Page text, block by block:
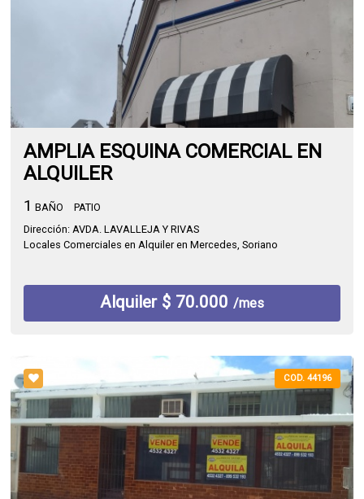
AMPLIA ESQUINA COMERCIAL EN
ALQUILER
1 BAÑO
PATIO
Dirección: AVDA. LAVALLEJA Y RIVAS
Locales Comerciales en Alquiler en Mercedes, Soriano
Alquiler $ 70.000 /mes
COD. 44196